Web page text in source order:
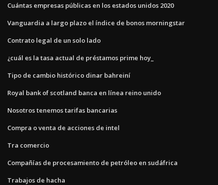
Cuántas empresas públicas en los estados unidos 2020
Vanguardia a largo plazo el índice de bonos morningstar
Contrato legal de un solo lado
¿cuál es la tasa actual de préstamos prime hoy_
Tipo de cambio histórico dinar bahreiní
Royal bank of scotland banca en línea reino unido
Nosotros tenemos tarifas bancarias
Compra o venta de acciones de intel
Tra comercio
Compañías de procesamiento de petróleo en sudáfrica
Trabajos de hacha